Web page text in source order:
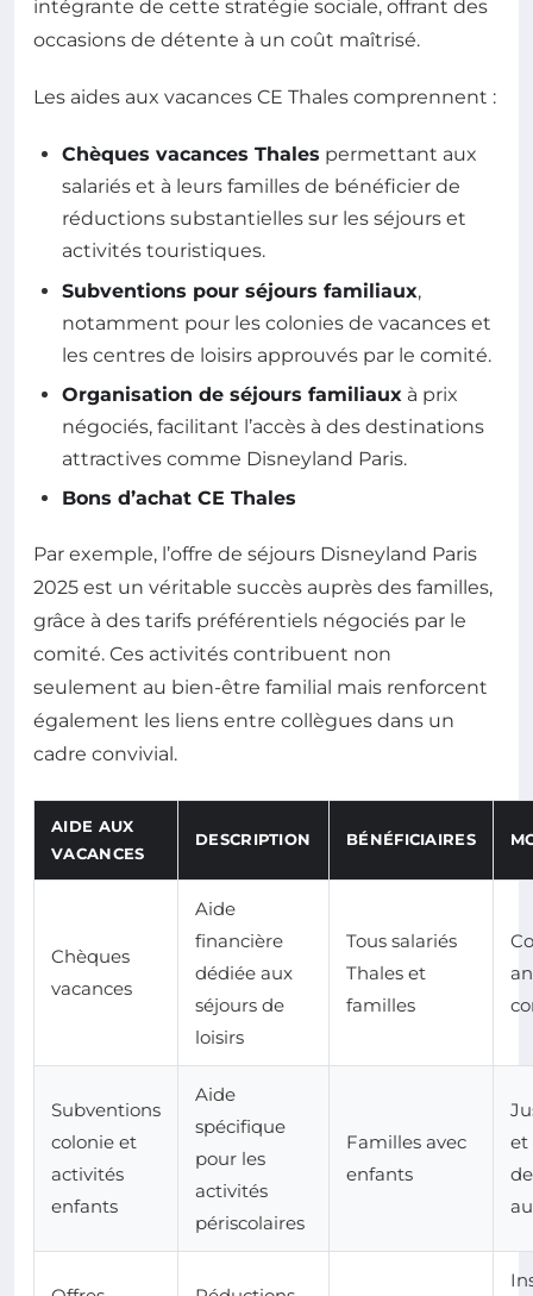
intégrante de cette stratégie sociale, offrant des
occasions de détente à un coût maîtrisé.
Les aides aux vacances CE Thales comprennent :
Chèques vacances Thales permettant aux
salariés et à leurs familles de bénéficier de
réductions substantielles sur les séjours et
activités touristiques.
Subventions pour séjours familiaux,
notamment pour les colonies de vacances et
les centres de loisirs approuvés par le comité.
Organisation de séjours familiaux à prix
négociés, facilitant l’accès à des destinations
attractives comme Disneyland Paris.
Bons d’achat CE Thales
Par exemple, l’offre de séjours Disneyland Paris
2025 est un véritable succès auprès des familles,
grâce à des tarifs préférentiels négociés par le
comité. Ces activités contribuent non
seulement au bien-être familial mais renforcent
également les liens entre collègues dans un
cadre convivial.
AIDE AUX
VACANCES
DESCRIPTION BÉNÉFICIAIRES
Chèques
vacances
Aide
financière
dédiée aux
séjours de
loisirs
Tous salariés
Thales et
familles
Subventions
colonie et
activités
enfants
Aide
spécifique
pour les
activités
périscolaires
Familles avec
enfants
et